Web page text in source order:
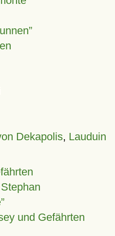
Dekapolis, Lauduin
und Gefährten